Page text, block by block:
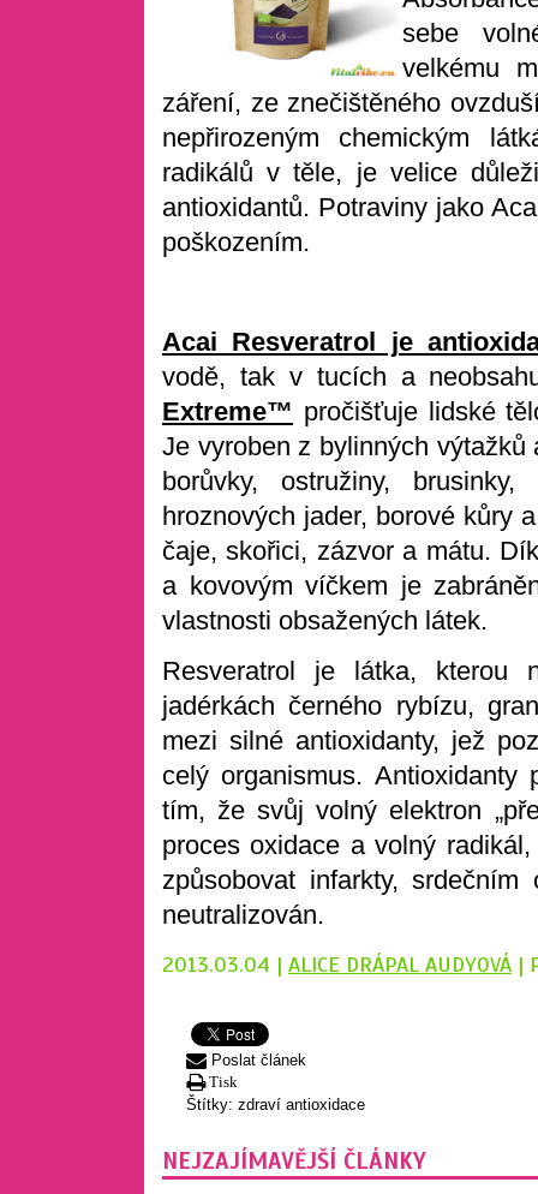
sebe
velkému
záření, ze znečištěného
nepřirozeným chemickým
radikálů v těle, je velice
antioxidantů. Potraviny jako
poškozením.
Acai Resveratrol je
vodě, tak v tucích a
Extreme™ pročišťuje lidské
Je vyroben z bylinných
borůvky, ostružiny,
hroznových jader, borové kůry
čaje, skořici, zázvor a mátu.
a kovovým víčkem je
vlastnosti obsažených látek.
Resveratrol je látka, kterou
jadérkách černého rybízu,
mezi silné antioxidanty, jež
celý organismus.
tím, že svůj volný elektron
proces oxidace a volný
způsobovat infarkty,
neutralizován.
2013.03.04 | ALICE DRÁPAL AUDYOVÁ |
Poslat článek
Tisk
Štítky: zdraví antioxidace
NEJZAJÍMAVĚJŠÍ ČLÁNKY